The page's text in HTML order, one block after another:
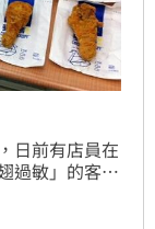
日前有店員在
過敏」的客人
測，發現拿